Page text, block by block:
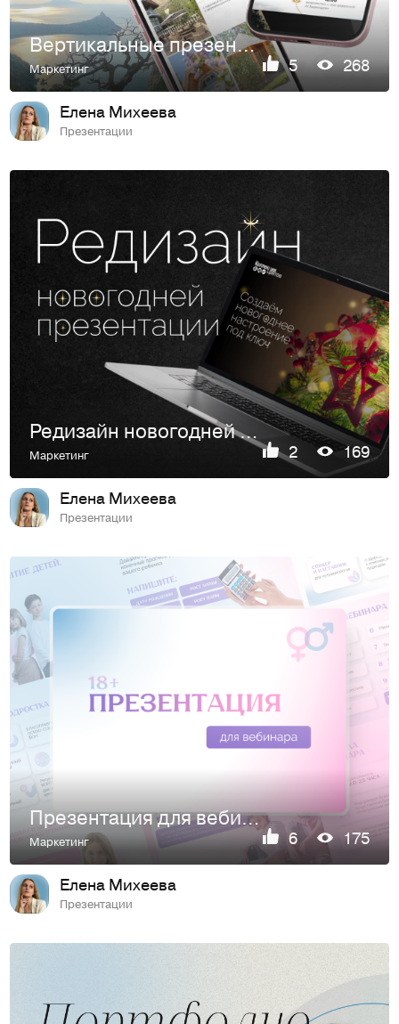
Вертикальные презентации для отеля
Маркетинг 5 268
Елена Михеева
Презентации
Редизайн новогодней презентации
Маркетинг 2 169
Елена Михеева
Презентации
Презентация для вебинара
Маркетинг 6 175
Елена Михеева
Презентации